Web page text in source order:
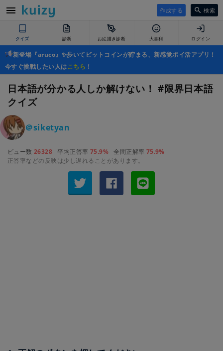
作成する 検索
クイズ 診断 お絵描き診断 大喜利 ログイン
新登場『aruco』✨歩いてビットコインが貯まる、新感覚ポイ活アプリ！
今すぐ挑戦したい人はこちら ！
日本語が分かる人しか解けない！ #限界日本語
クイズ
＠siketyan
ビュー数 26328 平均正答率 75.9% 全問正解率 75.9%
正答率などの反映は少し遅れることがあります。